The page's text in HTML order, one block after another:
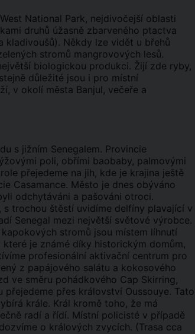
National Park, nejdivočejší oblasti
druhů úžasně zbarveného ptactva
kladivoušů). Někdy lze vidět u břehů
stromů mangrovových lesů.
biologickou produkci. Žijí zde ryby,
důležité jsou i pro místní
v okolí města Banjul, večeře a
s jižním Senegalem. Provincie
poli, obřími baobaby, palmovými
přejedeme na jih, kde je krajina ještě
Casamance. Město je dnes obýváno
odchytáváni a pašováni otroci.
trochou štěstí uvidíme delfíny plavající v
Senegal mezi největší světové výrobce.
stromů jsou místem líhnutí
je známé díky historickým domům,
profesionální aktivační centrum pro
z papájového salátu a kokosového
ve směru pohádkového Cap Skirring,
přes království Oussouye. Tato
krále. Král kromě toho, že má
radí a řídí. Místní policisté v případě
o králových zvycích. (Trasa cca